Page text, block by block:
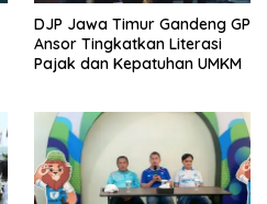
DJP Jawa Timur Gandeng GP
Ansor Tingkatkan Literasi
Pajak dan Kepatuhan UMKM